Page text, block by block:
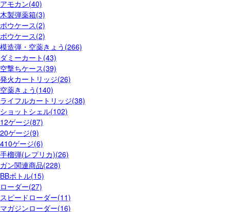
アモカン(40)
木製弾薬箱(3)
ボウケース(2)
ボウケース(2)
模造弾・空薬きょう(266)
ダミーカート(43)
空撃ちケース(39)
発火カートリッジ(26)
空薬きょう(140)
ライフルカートリッジ(38)
ショットシェル(102)
12ゲージ(87)
20ゲージ(9)
410ゲージ(6)
手榴弾(レプリカ)(26)
ガン関連商品(228)
BBボトル(15)
ローダー(27)
スピードローダー(11)
マガジンローダー(16)